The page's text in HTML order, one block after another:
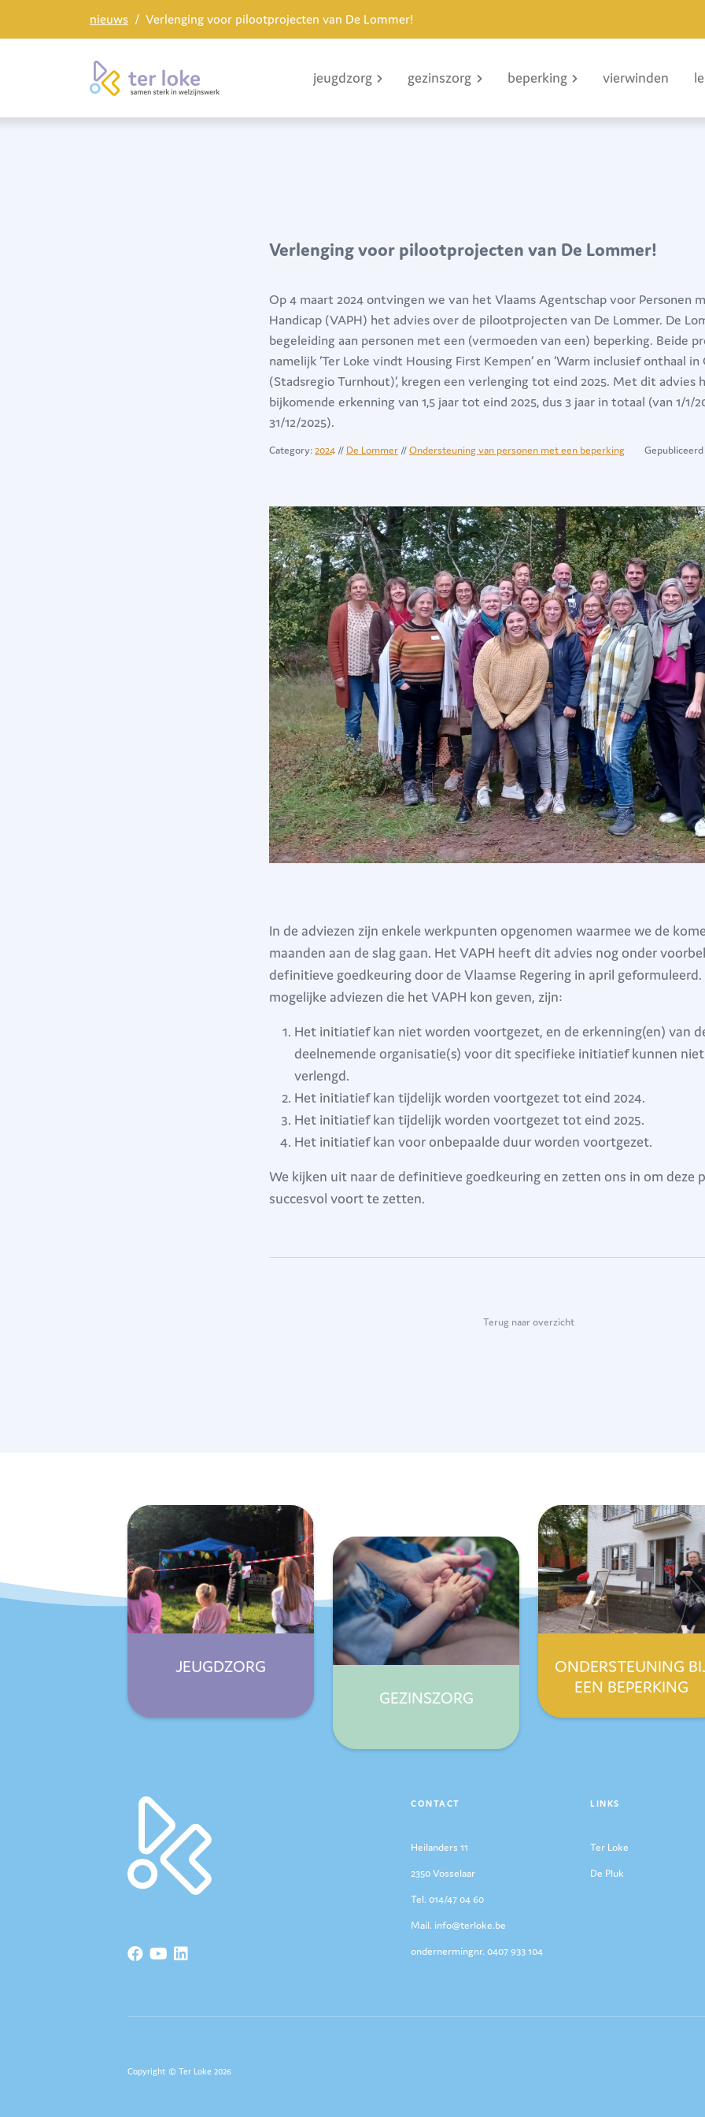
nieuws Verlenging voor pilootprojecten van De Lommer!
jeugdzorg gezinszorg beperking vierwinden
Verlenging voor pilootprojecten van De Lommer!
Op 4 maart 2024 ontvingen we van het Vlaams Agentschap voor Personen
Handicap (VAPH) het advies over de pilootprojecten van De Lommer. De
begeleiding aan personen met een (vermoeden van een) beperking. Beide
namelijk ‘Ter Loke vindt Housing First Kempen’ en ‘Warm inclusief onthaal in
(Stadsregio Turnhout)’, kregen een verlenging tot eind 2025. Met dit advies
bijkomende erkenning van 1,5 jaar tot eind 2025, dus 3 jaar in totaal (van 1/1/
31/12/2025).
Category:2024 // De Lommer //Ondersteuning van personen met een beperking Gepubliceerd
In de adviezen zijn enkele werkpunten opgenomen waarmee we de
maanden aan de slag gaan. Het VAPH heeft dit advies nog onder
definitieve goedkeuring door de Vlaamse Regering in april geformuleerd.
mogelijke adviezen die het VAPH kon geven, zijn:
Het initiatief kan niet worden voortgezet, en de erkenning(en) van
deelnemende organisatie(s) voor dit specifieke initiatief kunnen
verlengd.
Het initiatief kan tijdelijk worden voortgezet tot eind 2024.
Het initiatief kan tijdelijk worden voortgezet tot eind 2025.
Het initiatief kan voor onbepaalde duur worden voortgezet.
We kijken uit naar de definitieve goedkeuring en zetten ons in om deze
succesvol voort te zetten.
Terug naar overzicht
JEUGDZORG
GEZINSZORG
ONDERSTEUNING
EEN BEPERKING
CONTACT
Heilanders 11
2350 Vosselaar
Tel. 014/47 04 60
Mail. info@terloke.be
ondernermingnr. 0407 933 104
LINKS
Ter Loke
De Pluk
Copyright © Ter Loke 2026